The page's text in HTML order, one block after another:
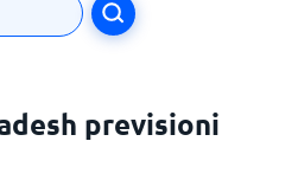
previsioni